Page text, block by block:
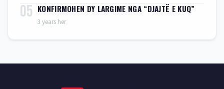
05 KONFIRMOHEN DY LARGIME NGA “DJAJTË E KUQ”
3 years her